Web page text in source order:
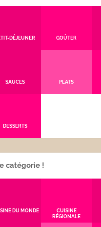
DÉJEUNER GOÛTER
SAUCES PLATS
DESSERTS
catégorie !
DU MONDE
CUISINE
RÉGIONALE